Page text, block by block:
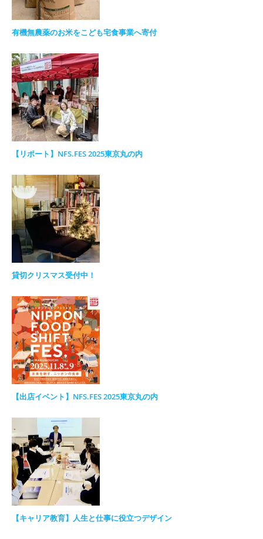
有機無農薬のお米をこども宅食事業へ寄付
【リポート】NFS.FES 2025東京丸の内
貸切クリスマス受付中！
【出店イベント】NFS.FES 2025東京丸の内
【キャリア教育】人生と仕事に役立つデザイン